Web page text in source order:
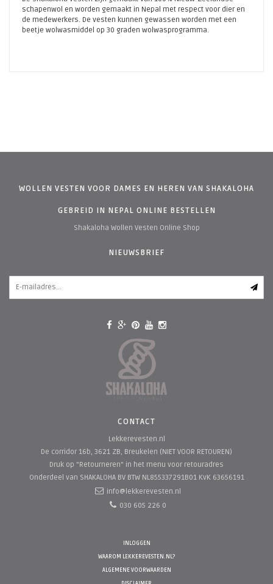
schapenwol en worden gemaakt in Nepal met respect voor dier en
de medewerkers. De vesten kunnen gewassen worden met een
beetje wolwasmiddel op 30 graden wolwasprogramma.
WOLLEN VESTEN VOOR DAMES EN HEREN VAN SHAKALOHA
GEBREID IN NEPAL ONLINE BESTELLEN
Shakaloha Wollen Vesten Online Shop
NIEUWSBRIEF
CONTACT
Lekkerevesten.nl
De corridor 16b, 3621 ZB, Breukelen (NIET VOOR RETOUREN)
Druk op "Retourneren" in het menu voor retouradres
Onderdeel van SHAKALOHA BV BTW NL855337291B01 KvK 63656191
info@lekkerevesten.nl
030 605 226 0
INLOGGEN
WAAROM LEKKEREVESTEN.NL?
ALGEMENE VOORWAARDEN